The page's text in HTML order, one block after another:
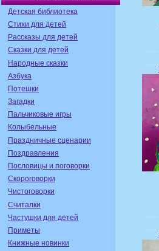
Детская библиотека
Стихи для детей
Рассказы для детей
Сказки для детей
Народные сказки
Азбука
Потешки
Загадки
Пальчиковые игры
Колыбельные
Праздничные сценарии
Поздравления
Пословицы и поговорки
Скороговорки
Чистоговорки
Считалки
Частушки для детей
Приметы
Книжные новинки